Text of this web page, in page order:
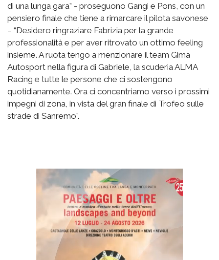
di una lunga gara” - proseguono Gangi e Pons, con un
pensiero finale che tiene a rimarcare il pilota savonese
– “Desidero ringraziare Fabrizia per la grande
professionalità e per aver ritrovato un ottimo feeling
insieme. A ruota tengo a menzionare il team Gima
Autosport nella figura di Gabriele, la scuderia ALMA
Racing e tutte le persone che ci sostengono
quotidianamente. Ora ci concentriamo verso i prossimi
impegni di zona, in vista del gran finale di Trofeo sulle
strade di Sanremo”.